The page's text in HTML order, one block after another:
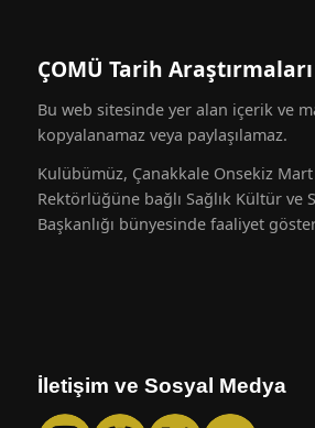
ÇOMÜ Tarih
Bu web sitesinde yer alan içerik ve
kopyalanamaz veya paylaşılamaz.
Kulübümüz, Çanakkale Onsekiz
Rektörlüğüne bağlı Sağlık Kültür ve
Başkanlığı bünyesinde faaliyet
İletişim ve Sosyal Medya